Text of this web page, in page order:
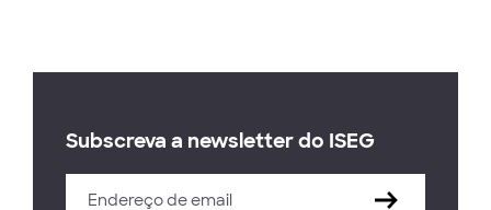
Subscreva a newsletter do ISEG